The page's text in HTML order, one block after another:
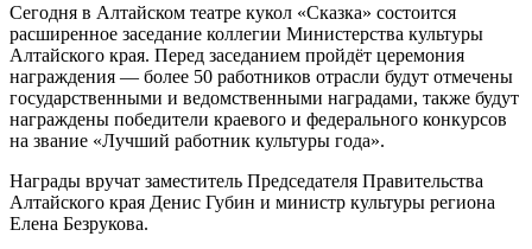
Сегодня в Алтайском театре кукол «Сказка» состоится
расширенное заседание коллегии Министерства культуры
Алтайского края. Перед заседанием пройдёт церемония
награждения — более 50 работников отрасли будут отмечены
государственными и ведомственными наградами, также будут
награждены победители краевого и федерального конкурсов
на звание «Лучший работник культуры года».
Награды вручат заместитель Председателя Правительства
Алтайского края Денис Губин и министр культуры региона
Елена Безрукова.